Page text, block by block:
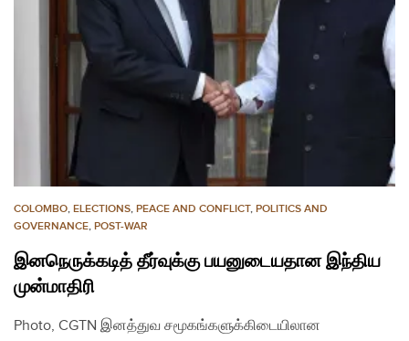
COLOMBO, ELECTIONS, PEACE AND CONFLICT, POLITICS AND
GOVERNANCE, POST-WAR
இனநெருக்கடித் தீர்வுக்கு பயனுடையதான இந்திய
முன்மாதிரி
Photo, CGTN இனத்துவ சமூகங்களுக்கிடையிலான